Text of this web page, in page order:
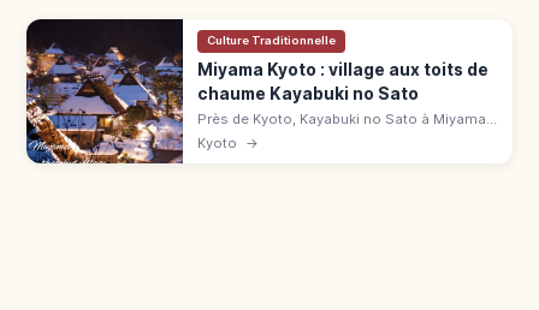
Culture Traditionnelle
Miyama Kyoto : village aux toits de
chaume Kayabuki no Sato
Près de Kyoto, Kayabuki no Sato à Miyama
compte 39 chaumières sur 50 maisons.
Musée, parking, accès en bus depuis
Kyoto →